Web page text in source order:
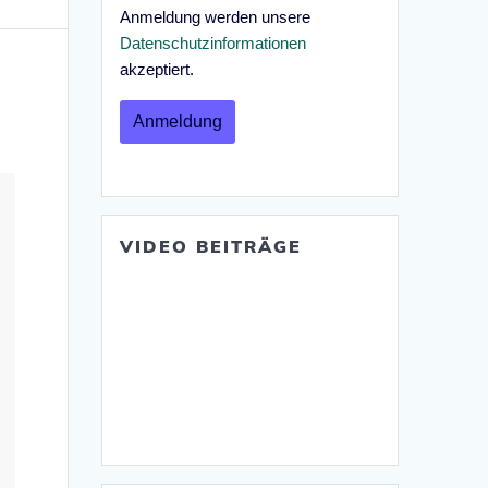
Anmeldung werden unsere
Datenschutzinformationen
akzeptiert.
VIDEO BEITRÄGE